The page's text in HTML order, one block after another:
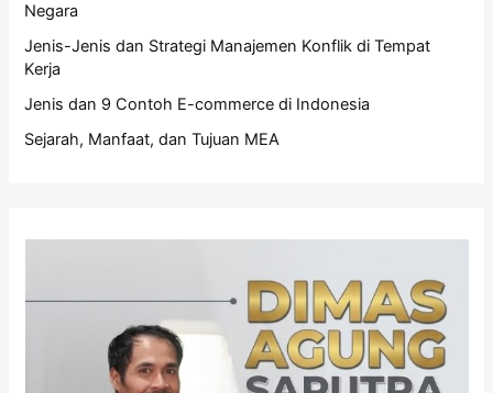
Negara
Jenis-Jenis dan Strategi Manajemen Konflik di Tempat
Kerja
Jenis dan 9 Contoh E-commerce di Indonesia
Sejarah, Manfaat, dan Tujuan MEA